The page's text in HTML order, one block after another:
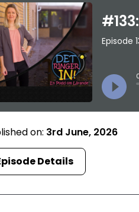
on: 3rd June, 2026
Details